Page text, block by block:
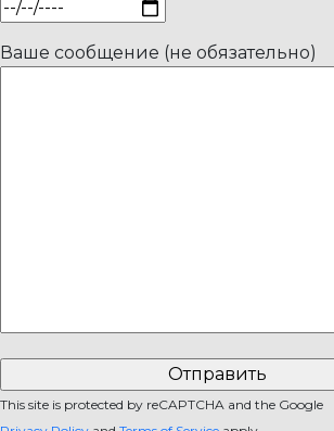
Ваше сообщение (не обязательно)
This site is protected by reCAPTCHA and the Google